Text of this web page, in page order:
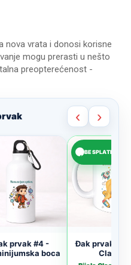
nova vrata i donosi korisne
mogu prerasti u nešto
preopterećenost -